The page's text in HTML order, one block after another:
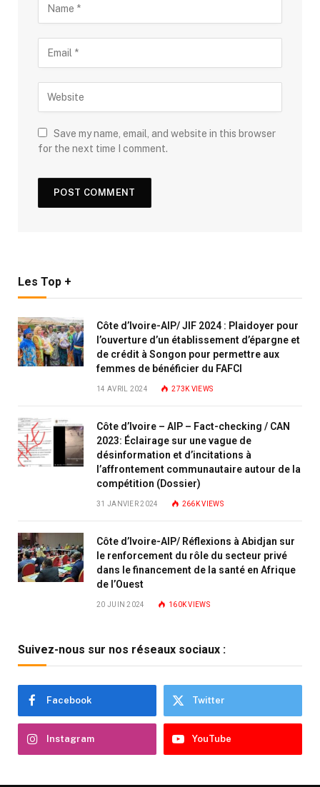
Save my name, email, and website in this browser
for the next time I comment.
Les Top +
Côte d’Ivoire-AIP/ JIF 2024 : Plaidoyer pour
l’ouverture d’un établissement d’épargne et
de crédit à Songon pour permettre aux
femmes de bénéficier du FAFCI
14 AVRIL 2024 273K VIEWS
Côte d’Ivoire – AIP – Fact-checking / CAN
2023: Éclairage sur une vague de
désinformation et d’incitations à
l’affrontement communautaire autour de la
compétition (Dossier)
31 JANVIER 2024 266KVIEWS
Côte d’Ivoire-AIP/ Réflexions à Abidjan sur
le renforcement du rôle du secteur privé
dans le financement de la santé en Afrique
de l’Ouest
20 JUIN 2024 160KVIEWS
Suivez-nous sur nos réseaux sociaux :
Facebook Twitter
Instagram YouTube